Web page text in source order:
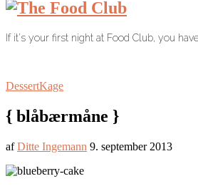
If it's your first night at Food Club, you
DessertKage
{ blåbærmåne }
afDitte Ingemann 9. september 2013